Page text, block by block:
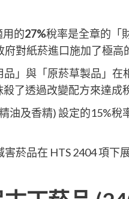
用的27%稅率是全章的「
對紙菸進口施加了極高
」與「原菸草製品」在
了透過改變配方來達成
油及香精) 設定的15%
菸品在 HTS 2404 項下